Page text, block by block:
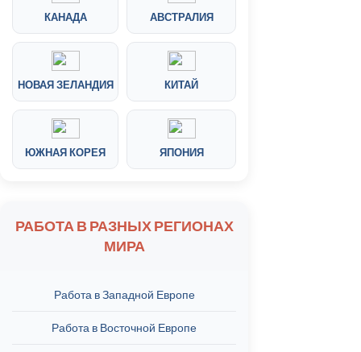
КАНАДА АВСТРАЛИЯ
НОВАЯ ЗЕЛАНДИЯ КИТАЙ
ЮЖНАЯ КОРЕЯ ЯПОНИЯ
РАБОТА В РАЗНЫХ РЕГИОНАХ
МИРА
Работа в Западной Европе
Работа в Восточной Европе